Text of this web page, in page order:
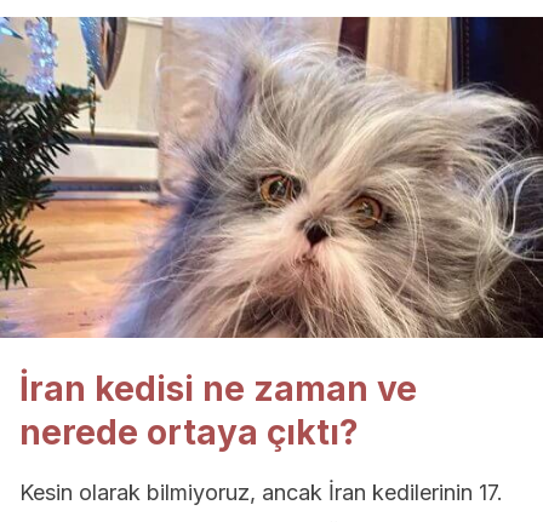
İran kedisi ne zaman ve
nerede ortaya çıktı?
Kesin olarak bilmiyoruz, ancak İran kedilerinin 17.